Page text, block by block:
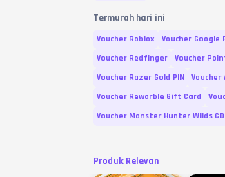
Termurah hari ini
Voucher Roblox Voucher Google
Voucher Redfinger
Voucher
Voucher Razer Gold PIN
Voucher
Voucher Rewarble Gift Card
Voucher Monster Hunter Wilds CD
Produk Relevan